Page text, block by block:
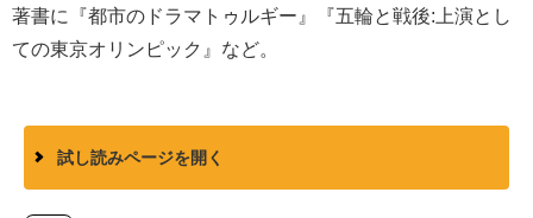
著書に『都市のドラマトゥルギー』『五輪と戦後:上演とし
ての東京オリンピック』など。
試し読みページを開く